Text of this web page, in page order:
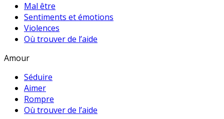
Mal être
Sentiments et émotions
Violences
Où trouver de l’aide
Amour
Séduire
Aimer
Rompre
Où trouver de l’aide